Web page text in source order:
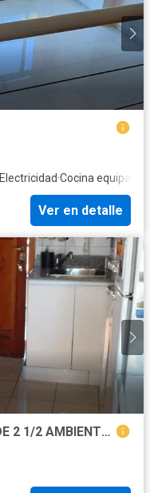
Electricidad·Cocina equipada
Ver en detalle
SE VENDE MUY LINDO DEPTO. DE 2 1/2 AMBIENTES EN MARTINEZ. ZONA HIPÓDROMO